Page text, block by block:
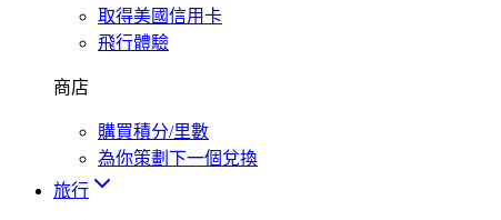
取得美國信用卡
飛行體驗
商店
購買積分/里數
為你策劃下一個兌換
旅行